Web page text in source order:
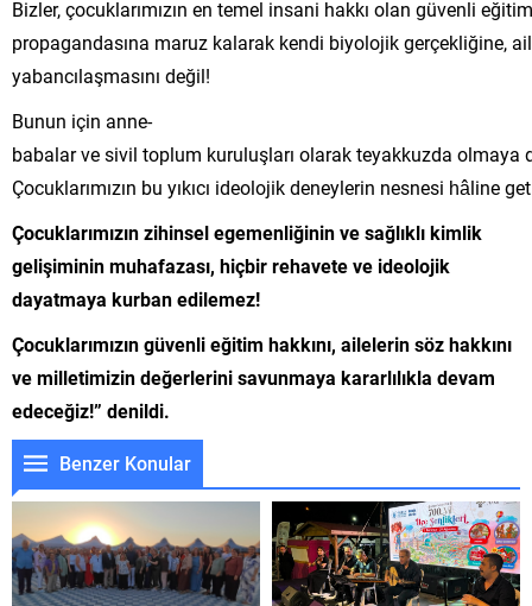
Bizler, çocuklarımızın en temel insani hakkı olan güvenli
propagandasına maruz kalarak kendi biyolojik gerçekliğine,
yabancılaşmasını değil!
Bunun için anne-
babalar ve sivil toplum kuruluşları olarak teyakkuzda olmaya
Çocuklarımızın bu yıkıcı ideolojik deneylerin nesnesi hâline
Çocuklarımızın zihinsel egemenliğinin ve sağlıklı kimlik
gelişiminin muhafazası, hiçbir rehavete ve ideolojik
dayatmaya kurban edilemez!
Çocuklarımızın güvenli eğitim hakkını, ailelerin söz hakkını
ve milletimizin değerlerini savunmaya kararlılıkla devam
edeceğiz!” denildi.
Benzer Konular